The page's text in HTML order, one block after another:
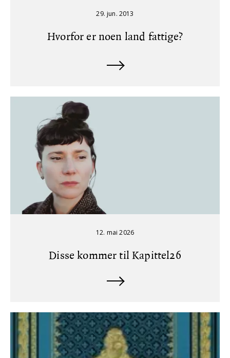
29. jun. 2013
Hvorfor er noen land fattige?
12. mai 2026
Disse kommer til Kapittel26